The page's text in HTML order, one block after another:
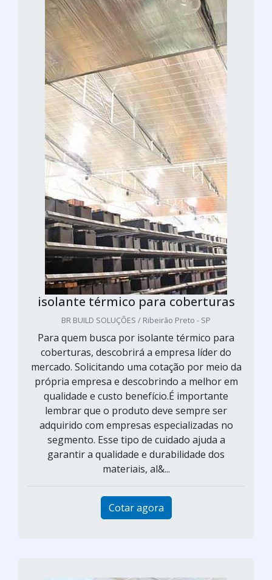
isolante térmico para coberturas
BR BUILD SOLUÇÕES / Ribeirão Preto - SP
Para quem busca por isolante térmico para
coberturas, descobrirá a empresa líder do
mercado. Solicitando uma cotação por meio da
própria empresa e descobrindo a melhor em
qualidade e custo benefício.É importante
lembrar que o produto deve sempre ser
adquirido com empresas especializadas no
segmento. Esse tipo de cuidado ajuda a
garantir a qualidade e durabilidade dos
materiais, al&...
Cotar agora